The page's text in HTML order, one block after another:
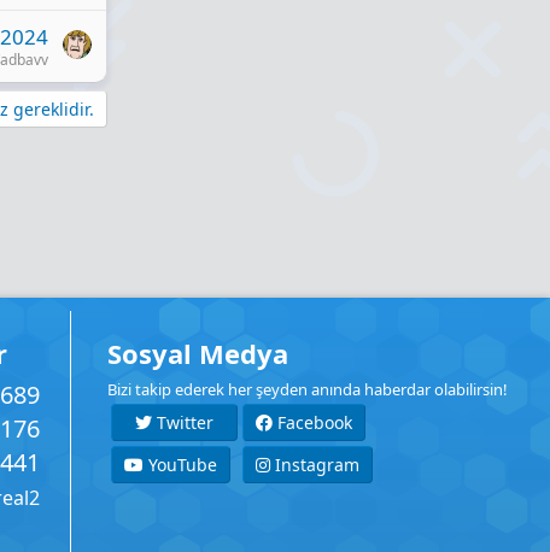
gereklidir.
Sosyal Medya
Bizi takip ederek her şeyden anında haberdar olabilirsin!
Twitter
Facebook
YouTube
Instagram